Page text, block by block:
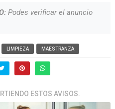
Podes verificar el anuncio
LIMPIEZA MAESTRANZA
ESTOS AVISOS.